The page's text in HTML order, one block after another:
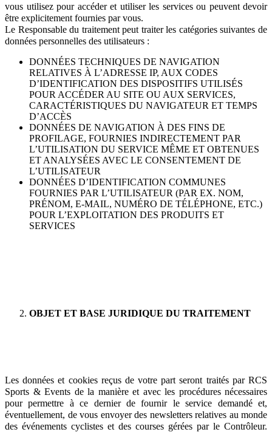
vous utilisez pour accéder et utiliser les services ou peuvent devoir
être explicitement fournies par vous.
Le Responsable du traitement peut traiter les catégories suivantes de
données personnelles des utilisateurs :
DONNÉES TECHNIQUES DE NAVIGATION
RELATIVES À L’ADRESSE IP, AUX CODES
D’IDENTIFICATION DES DISPOSITIFS UTILISÉS
POUR ACCÉDER AU SITE OU AUX SERVICES,
CARACTÉRISTIQUES DU NAVIGATEUR ET TEMPS
D’ACCÈS
DONNÉES DE NAVIGATION À DES FINS DE
PROFILAGE, FOURNIES INDIRECTEMENT PAR
L’UTILISATION DU SERVICE MÊME ET OBTENUES
ET ANALYSÉES AVEC LE CONSENTEMENT DE
L’UTILISATEUR
DONNÉES D’IDENTIFICATION COMMUNES
FOURNIES PAR L’UTILISATEUR (PAR EX. NOM,
PRÉNOM, E-MAIL, NUMÉRO DE TÉLÉPHONE, ETC.)
POUR L’EXPLOITATION DES PRODUITS ET
SERVICES
OBJET ET BASE JURIDIQUE DU TRAITEMENT
Les données et cookies reçus de votre part seront traités par RCS
Sports & Events de la manière et avec les procédures nécessaires
pour permettre à ce dernier de fournir le service demandé et,
éventuellement, de vous envoyer des newsletters relatives au monde
des événements cyclistes et des courses gérées par le Contrôleur.